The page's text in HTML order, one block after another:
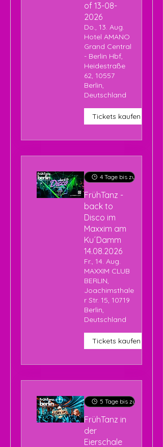
of 13-08-
2026
Do., 13. Aug.
Hotel AMANO
Grand Central
- Berlin Hbf,
Heidestraße
62, 10557
Berlin,
Deutschland
Tickets kaufen
4 Tage bis zur
FrühTanz -
back to
Disco im
Maxxim am
Ku´Damm
14.08.2026
Fr., 14. Aug.
MAXXIM CLUB
BERLIN,
Joachimsthale
r Str. 15, 10719
Berlin,
Deutschland
Tickets kaufen
5 Tage bis zur
FrühTanz in
der
Eierschale